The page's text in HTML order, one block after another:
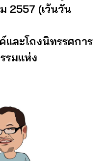
2557 (เว้นวัน
ละโถงนิทรรศการ
รมแห่ง